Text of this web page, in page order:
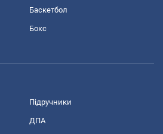
Баскетбол
Бокс
Підручники
ДПА